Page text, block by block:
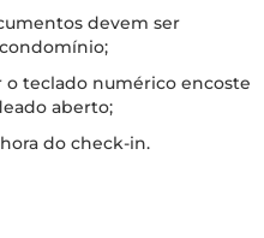
devem ser
o teclado numérico encoste
aberto;
do check-in.